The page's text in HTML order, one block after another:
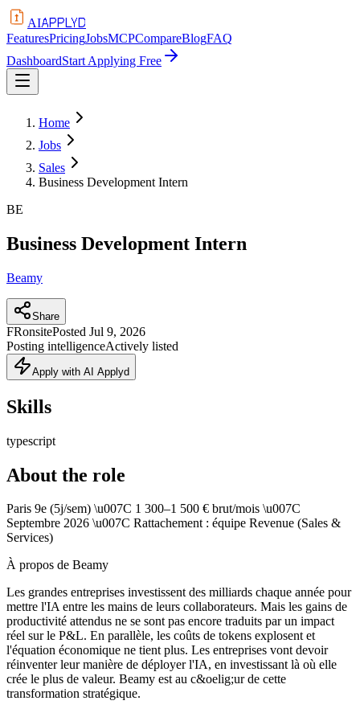
AIAPPLYD
FeaturesPricingJobsMCPCompareBlogFAQ
DashboardStart Applying Free
Home
Jobs
Sales
Business Development Intern
BE
Business Development Intern
Beamy
Share
FRonsitePosted Jul 9, 2026
Posting intelligenceActively listed
Apply with AI Applyd
Skills
typescript
About the role
Paris 9e (5j/sem) \u007C 1 300–1 500 € brut/mois \u007C
Septembre 2026 \u007C Rattachement : équipe Revenue (Sales &
Services)
À propos de Beamy
Les grandes entreprises investissent des milliards chaque année pour
mettre l'IA entre les mains de leurs collaborateurs. Mais les gains de
productivité attendus ne se sont pas encore traduits par un impact
réel sur le P&L. En parallèle, les coûts de tokens explosent et
l'équation économique ne tient plus. Les entreprises vont devoir
réinventer leur manière de déployer l'IA, en investissant là où elle
crée le plus de valeur. Beamy est au c&oelig;ur de cette
transformation stratégique.